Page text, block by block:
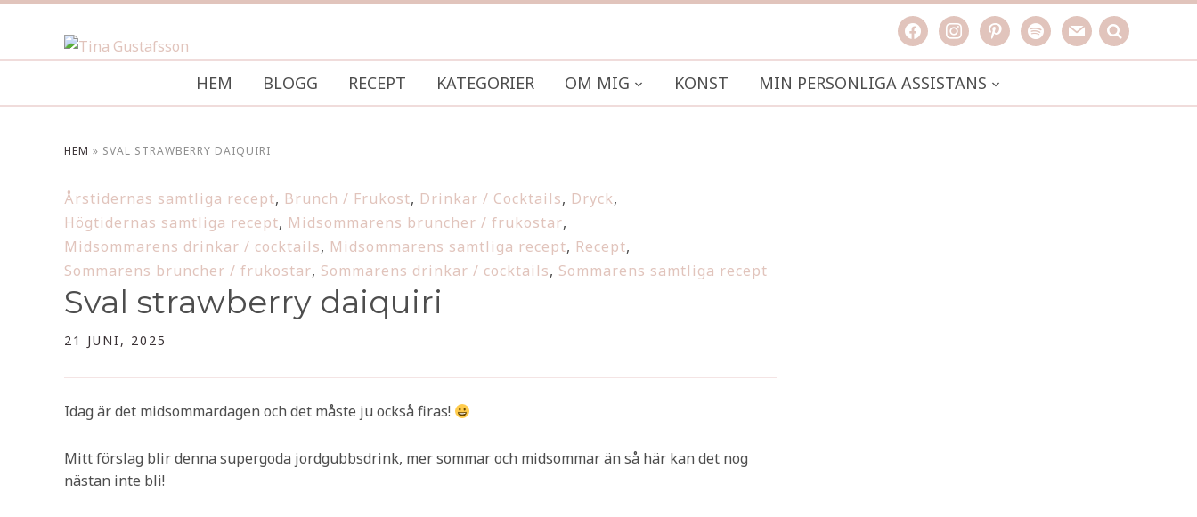
facebookinstagrampinterestspotifymail search
HEM BLOGG RECEPT KATEGORIER OM MIG KONST MIN PERSONLIGA ASSISTANS
HEM » SVAL STRAWBERRY DAIQUIRI
Årstidernas samtliga recept, Brunch / Frukost, Drinkar / Cocktails, Dryck,
Högtidernas samtliga recept, Midsommarens bruncher / frukostar,
Midsommarens drinkar / cocktails, Midsommarens samtliga recept, Recept,
Sommarens bruncher / frukostar, Sommarens drinkar / cocktails, Sommarens samtliga recept
Sval strawberry daiquiri
21 JUNI, 2025
Idag är det midsommardagen och det måste ju också firas!
Mitt förslag blir denna supergoda jordgubbsdrink, mer sommar och midsommar än så här kan det nog
nästan inte bli!